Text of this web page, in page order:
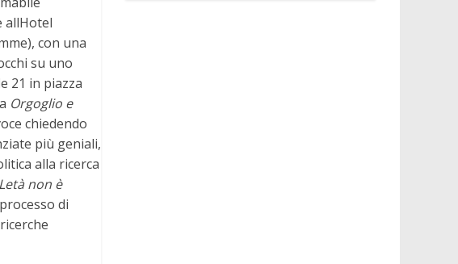
con una
su uno
21 in piazza
Orgoglio e
chiedendo
più geniali,
alla ricerca
Letà non è
di